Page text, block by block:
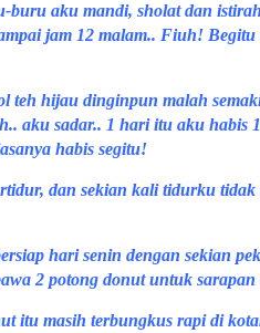
buru aku mandi, sholat dan
jam 12 malam.. Fiuh! Begitu
teh hijau dinginpun malah
aku sadar.. 1 hari itu aku habis
habis segitu!
dan sekian kali tidurku tidak
hari senin dengan sekian
2 potong donut untuk
itu masih terbungkus rapi di